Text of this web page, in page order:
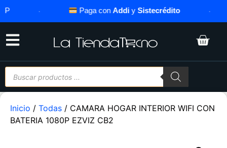
Paga conAddiySistecrédito
Inicio / Todas / CAMARA HOGAR INTERIOR WIFI CON
BATERIA 1080P EZVIZ CB2